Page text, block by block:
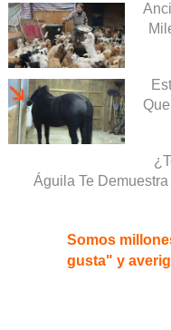
Águila Te
Somos
gusta" y